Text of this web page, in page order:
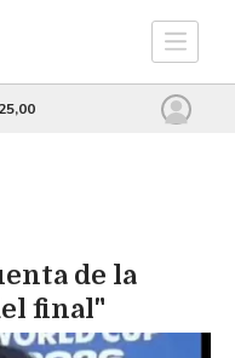
de la
final"